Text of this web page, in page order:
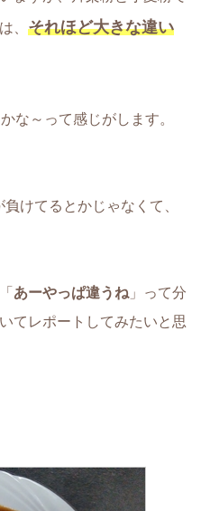
、 それほど大きな違い
な～って感じがします。
けてるとかじゃなくて、
あーやっぱ違うね 」って分
てレポートしてみたいと思